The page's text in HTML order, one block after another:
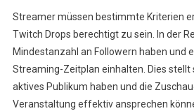
Streamer müssen bestimmte Kriterien
Twitch Drops berechtigt zu sein. In der
Mindestanzahl an Followern haben und
Streaming-Zeitplan einhalten. Dies stellt
aktives Publikum haben und die
Veranstaltung effektiv ansprechen